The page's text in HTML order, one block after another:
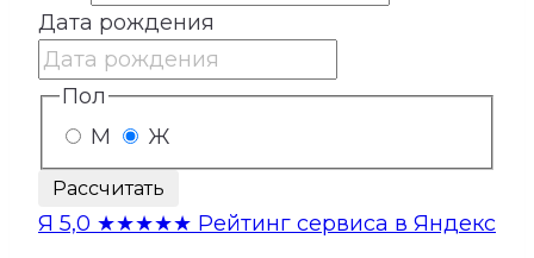
Дата рождения
Пол
М
Ж
Рассчитать
Я 5,0 ★★★★★ Рейтинг сервиса в Яндекс